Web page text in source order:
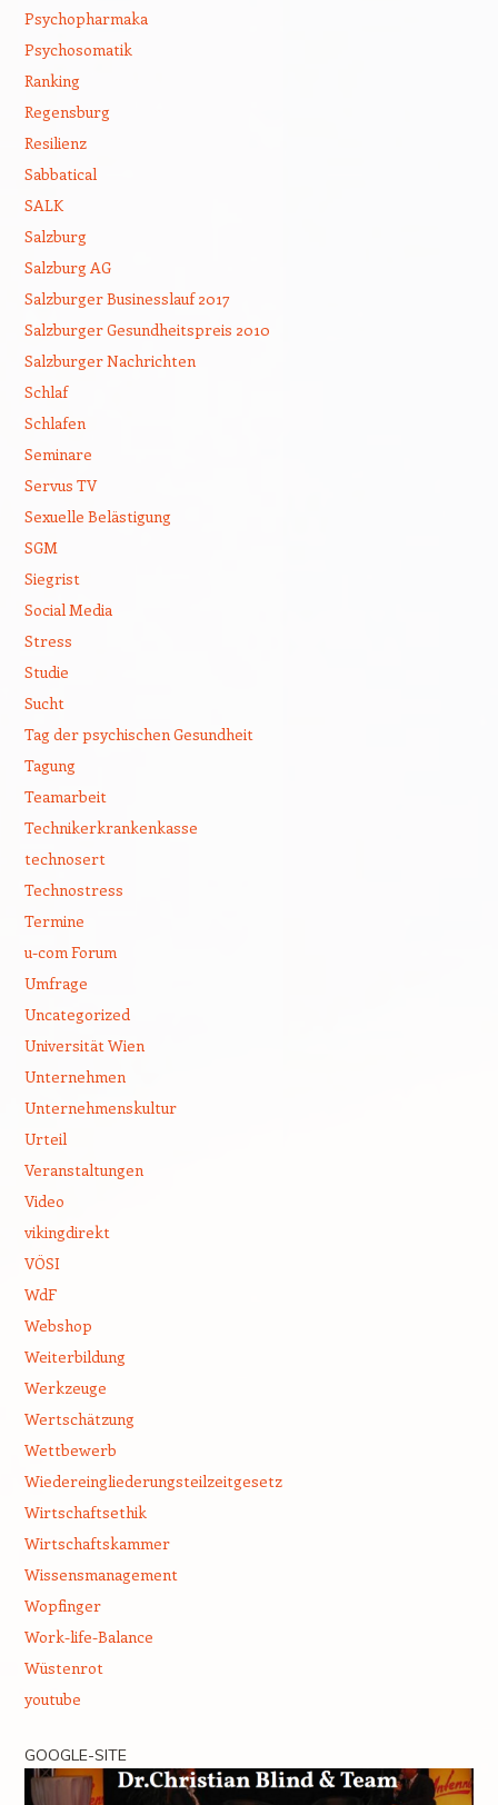
Psychopharmaka
Psychosomatik
Ranking
Regensburg
Resilienz
Sabbatical
SALK
Salzburg
Salzburg AG
Salzburger Businesslauf 2017
Salzburger Gesundheitspreis 2010
Salzburger Nachrichten
Schlaf
Schlafen
Seminare
Servus TV
Sexuelle Belästigung
SGM
Siegrist
Social Media
Stress
Studie
Sucht
Tag der psychischen Gesundheit
Tagung
Teamarbeit
Technikerkrankenkasse
technosert
Technostress
Termine
u-com Forum
Umfrage
Uncategorized
Universität Wien
Unternehmen
Unternehmenskultur
Urteil
Veranstaltungen
Video
vikingdirekt
VÖSI
WdF
Webshop
Weiterbildung
Werkzeuge
Wertschätzung
Wettbewerb
Wiedereingliederungsteilzeitgesetz
Wirtschaftsethik
Wirtschaftskammer
Wissensmanagement
Wopfinger
Work-life-Balance
Wüstenrot
youtube
GOOGLE-SITE